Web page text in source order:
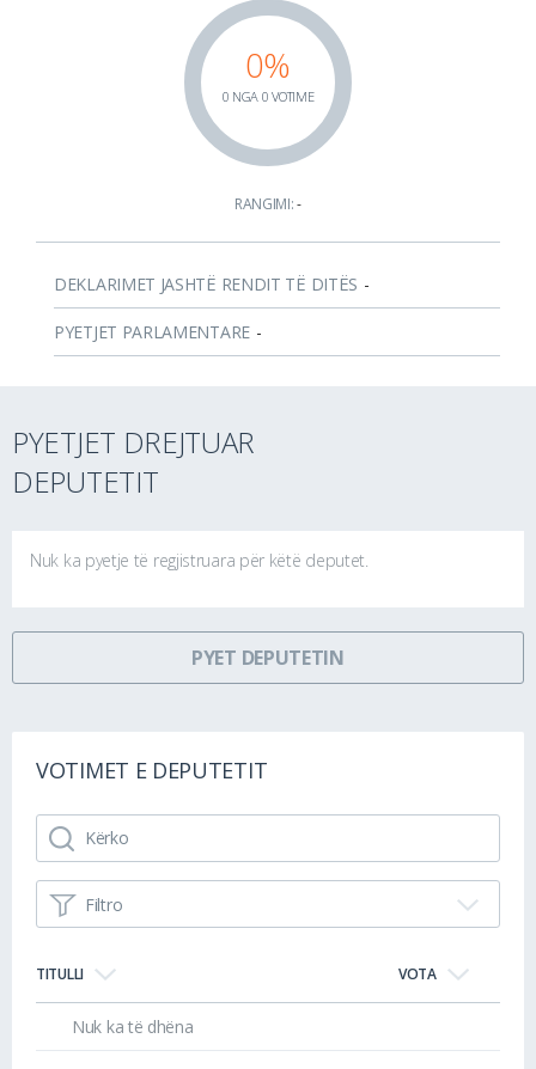
0%
0 NGA 0 VOTIME
RANGIMI:-
DEKLARIMET JASHTË RENDIT TË DITËS -
PYETJET PARLAMENTARE -
PYETJET DREJTUAR
DEPUTETIT
Nuk ka pyetje të regjistruara për këtë deputet.
PYET DEPUTETIN
VOTIMET E DEPUTETIT
Filtro
TITULLI VOTA
Nuk ka të dhëna